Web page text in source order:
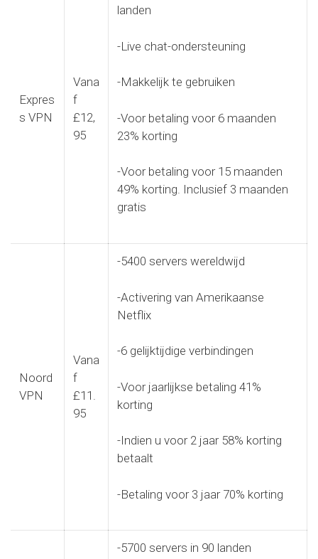
Expres
s VPN
Vana
f
£12,
95
landen
-Live chat-ondersteuning
-Makkelijk te gebruiken
-Voor betaling voor 6 maanden
23% korting
-Voor betaling voor 15 maanden
49% korting. Inclusief 3 maanden
gratis
Noord
VPN
Vana
f
£11.
95
-5400 servers wereldwijd
-Activering van Amerikaanse
Netflix
-6 gelijktijdige verbindingen
-Voor jaarlijkse betaling 41%
korting
-Indien u voor 2 jaar 58% korting
betaalt
-Betaling voor 3 jaar 70% korting
-5700 servers in 90 landen